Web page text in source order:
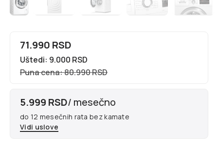
71.990 RSD
Uštedi: 9.000 RSD
Puna cena: 80.990 RSD
5.999 RSD/ mesečno
do 12 mesečnih rata bez kamate
Vidi uslove